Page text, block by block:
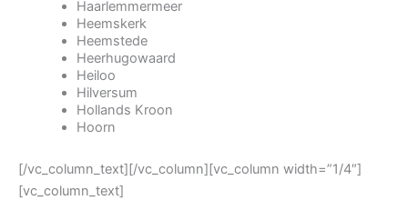
Haarlemmermeer
Heemskerk
Heemstede
Heerhugowaard
Heiloo
Hilversum
Hollands Kroon
Hoorn
[/vc_column_text][/vc_column][vc_column width=”1/4″]
[vc_column_text]